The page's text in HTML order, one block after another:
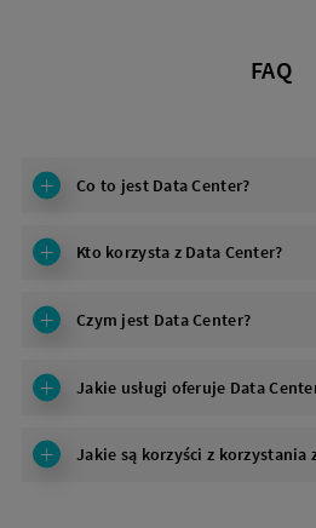
FAQ
Co to jest Data Center?
Kto korzysta z Data Center?
Czym jest Data Center?
Jakie usługi oferuje Data
Jakie są korzyści z korzystania